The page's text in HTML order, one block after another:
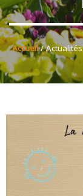
Accueil/Actualités